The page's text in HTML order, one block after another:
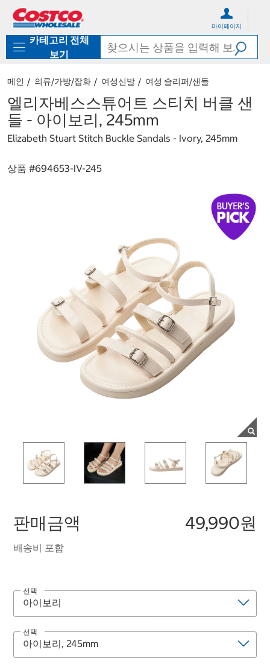
로
기
가
마이페이지
카테고리 전체
보기
메인 의류/가방/잡화 여성신발 여성 슬리퍼/샌들
엘리자베스스튜어트 스티치 버클 샌
들 - 아이보리, 245mm
Elizabeth Stuart Stitch Buckle Sandals - Ivory, 245mm
상품 #694653-IV-245
판매금액 49,990원
배송비 포함
선택
선택